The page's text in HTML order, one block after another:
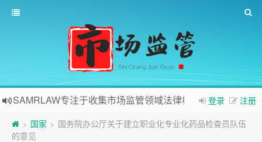
登录 注册
SAMRLAW专注于收集市场监管领域法律相关内容
> 国家 > 国务院办公厅关于建立职业化专业化药品检查员队伍
的意见